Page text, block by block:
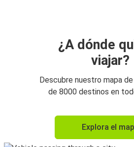
¿A dónde
viajar?
Descubre nuestro mapa
de 8000 destinos en
Explora el